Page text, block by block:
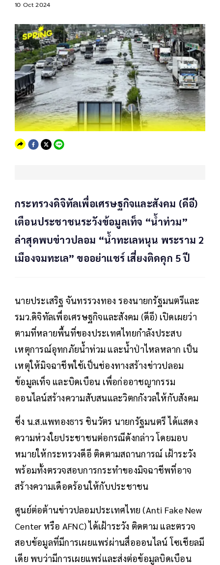
10 Oct 2024
กระทรวงดิจิทัลเพื่อเศรษฐกิจและสังคม (ดีอี)
เตือนประชาชนระวังข้อมูลเท็จ “น้ำท่วม”
ล่าสุดพบข่าวปลอม “น้ำทะเลหนุน พระราม 2
เมืองจมทะเล” ขออย่าแชร์ เสี่ยงติดคุก 5 ปี
นายประเสริฐ จันทรรวงทอง รองนายกรัฐมนตรีและ
รมว.ดิจิทัลเพื่อเศรษฐกิจและสังคม (ดีอี) เปิดเผยว่า
ตามที่หลายพื้นที่ของประเทศไทยกำลังประสบ
เหตุการณ์อุทกภัยน้ำท่วม และน้ำป่าไหลหลาก เป็น
เหตุให้มิจฉาชีพใช้เป็นช่องทางสร้างข่าวปลอม
ข้อมูลเท็จ และบิดเบือน เพื่อก่ออาชญากรรม
ออนไลน์สร้างความสับสนและวิตกกังวลให้กับสังคม
ซึ่ง น.ส.แพทองธาร ชินวัตร นายกรัฐมนตรี ได้แสดง
ความห่วงใยประชาชนต่อกรณีดังกล่าว โดยมอบ
หมายให้กระทรวงดีอี ติดตามสถานการณ์ เฝ้าระวัง
พร้อมทั้งตรวจสอบการกระทำของมิจฉาชีพที่อาจ
สร้างความเดือดร้อนให้กับประชาชน
ศูนย์ต่อต้านข่าวปลอมประเทศไทย (Anti Fake New
Center หรือ AFNC) ได้เฝ้าระวัง ติดตาม และตรวจ
สอบข้อมูลที่มีการเผยแพร่ผ่านสื่อออนไลน์ โซเชียลมี
เดีย พบว่ามีการเผยแพร่และส่งต่อข้อมูลบิดเบือน